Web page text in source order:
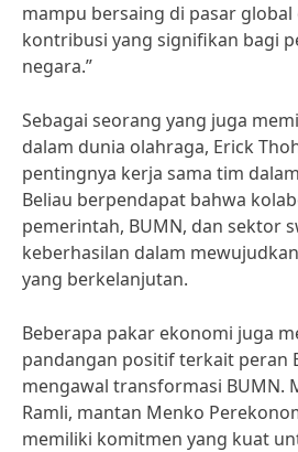
mampu bersaing di pasar
kontribusi yang signifikan bagi
negara.”
Sebagai seorang yang juga
dalam dunia olahraga, Erick
pentingnya kerja sama tim
Beliau berpendapat bahwa
pemerintah, BUMN, dan sektor
keberhasilan dalam
yang berkelanjutan.
Beberapa pakar ekonomi juga
pandangan positif terkait peran
mengawal transformasi BUMN.
Ramli, mantan Menko
memiliki komitmen yang kuat